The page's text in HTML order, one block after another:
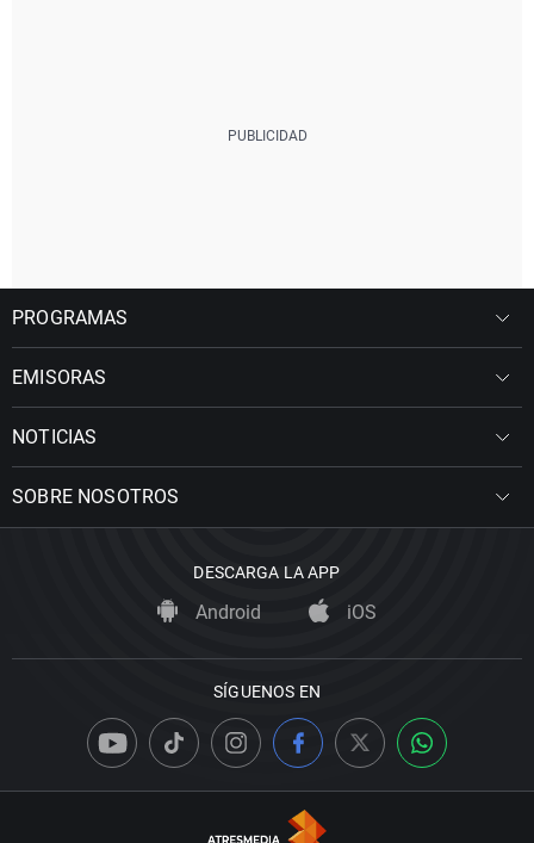
PROGRAMAS
EMISORAS
NOTICIAS
SOBRE NOSOTROS
DESCARGA LA APP
Android iOS
SÍGUENOS EN